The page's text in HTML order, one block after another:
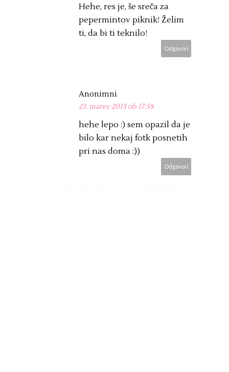
Hehe, res je, še sreča za
pepermintov piknik! Želim
ti, da bi ti teknilo!
Odgovori
Anonimni
23. marec 2013 ob 17:58
hehe lepo :) sem opazil da je
bilo kar nekaj fotk posnetih
pri nas doma :))
Odgovori